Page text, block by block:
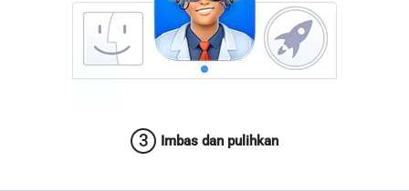
3 Imbas dan pulihkan